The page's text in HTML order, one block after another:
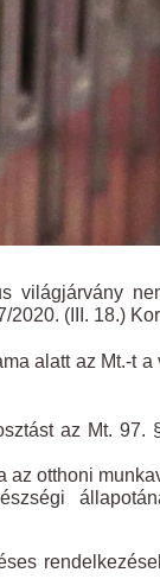
világjárvány
(III. 18.)
alatt az Mt.-t
az Mt.
az otthoni